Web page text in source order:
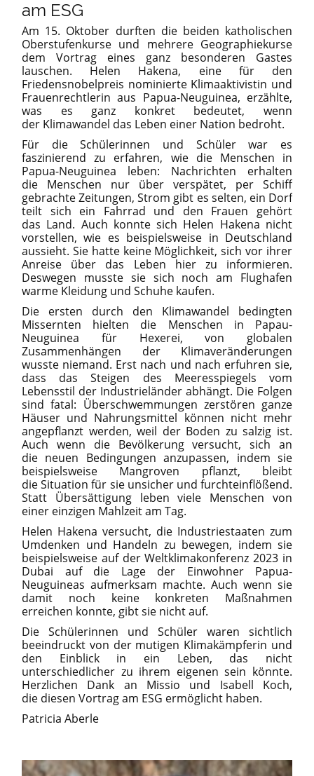
am ESG
Am 15. Oktober durften die beiden katholischen
Oberstufenkurse und mehrere Geographiekurse
dem Vortrag eines ganz besonderen Gastes
lauschen. Helen Hakena, eine für den
Friedensnobelpreis nominierte Klimaaktivistin und
Frauenrechtlerin aus Papua-Neuguinea, erzählte,
was es ganz konkret bedeutet, wenn
der Klimawandel das Leben einer Nation bedroht.
Für die Schülerinnen und Schüler war es
faszinierend zu erfahren, wie die Menschen in
Papua-Neuguinea leben: Nachrichten erhalten
die Menschen nur über verspätet, per Schiff
gebrachte Zeitungen, Strom gibt es selten, ein Dorf
teilt sich ein Fahrrad und den Frauen gehört
das Land. Auch konnte sich Helen Hakena nicht
vorstellen, wie es beispielsweise in Deutschland
aussieht. Sie hatte keine Möglichkeit, sich vor ihrer
Anreise über das Leben hier zu informieren.
Deswegen musste sie sich noch am Flughafen
warme Kleidung und Schuhe kaufen.
Die ersten durch den Klimawandel bedingten
Missernten hielten die Menschen in Papau-
Neuguinea für Hexerei, von globalen
Zusammenhängen der Klimaveränderungen
wusste niemand. Erst nach und nach erfuhren sie,
dass das Steigen des Meeresspiegels vom
Lebensstil der Industrieländer abhängt. Die Folgen
sind fatal: Überschwemmungen zerstören ganze
Häuser und Nahrungsmittel können nicht mehr
angepflanzt werden, weil der Boden zu salzig ist.
Auch wenn die Bevölkerung versucht, sich an
die neuen Bedingungen anzupassen, indem sie
beispielsweise Mangroven pflanzt, bleibt
die Situation für sie unsicher und furchteinflößend.
Statt Übersättigung leben viele Menschen von
einer einzigen Mahlzeit am Tag.
Helen Hakena versucht, die Industriestaaten zum
Umdenken und Handeln zu bewegen, indem sie
beispielsweise auf der Weltklimakonferenz 2023 in
Dubai auf die Lage der Einwohner Papua-
Neuguineas aufmerksam machte. Auch wenn sie
damit noch keine konkreten Maßnahmen
erreichen konnte, gibt sie nicht auf.
Die Schülerinnen und Schüler waren sichtlich
beeindruckt von der mutigen Klimakämpferin und
den Einblick in ein Leben, das nicht
unterschiedlicher zu ihrem eigenen sein könnte.
Herzlichen Dank an Missio und Isabell Koch,
die diesen Vortrag am ESG ermöglicht haben.
Patricia Aberle